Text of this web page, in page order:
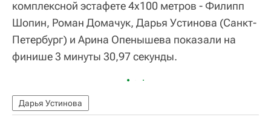
комплексной эстафете 4х100 метров - Филипп
Шопин, Роман Домачук, Дарья Устинова (Санкт-
Петербург) и Арина Опенышева показали на
финише 3 минуты 30,97 секунды.
Дарья Устинова